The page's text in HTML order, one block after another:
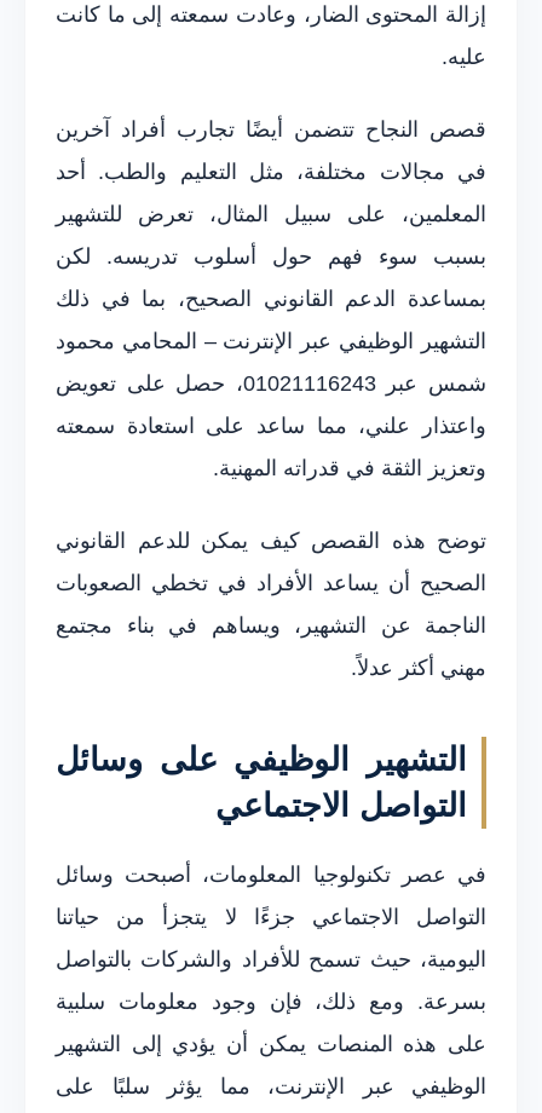
إزالة المحتوى الضار، وعادت سمعته إلى ما كانت
عليه.
قصص النجاح تتضمن أيضًا تجارب أفراد آخرين
في مجالات مختلفة، مثل التعليم والطب. أحد
المعلمين، على سبيل المثال، تعرض للتشهير
بسبب سوء فهم حول أسلوب تدريسه. لكن
بمساعدة الدعم القانوني الصحيح، بما في ذلك
التشهير الوظيفي عبر الإنترنت – المحامي محمود
شمس عبر 01021116243، حصل على تعويض
واعتذار علني، مما ساعد على استعادة سمعته
وتعزيز الثقة في قدراته المهنية.
توضح هذه القصص كيف يمكن للدعم القانوني
الصحيح أن يساعد الأفراد في تخطي الصعوبات
الناجمة عن التشهير، ويساهم في بناء مجتمع
مهني أكثر عدلاً.
التشهير الوظيفي على وسائل
التواصل الاجتماعي
في عصر تكنولوجيا المعلومات، أصبحت وسائل
التواصل الاجتماعي جزءًا لا يتجزأ من حياتنا
اليومية، حيث تسمح للأفراد والشركات بالتواصل
بسرعة. ومع ذلك، فإن وجود معلومات سلبية
على هذه المنصات يمكن أن يؤدي إلى التشهير
الوظيفي عبر الإنترنت، مما يؤثر سلبًا على